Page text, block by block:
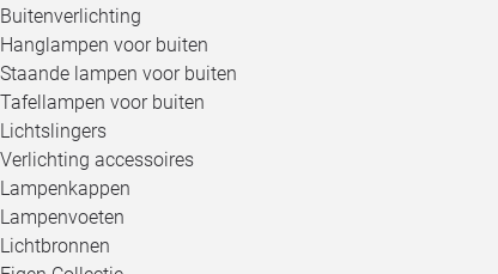
Buitenverlichting
Hanglampen voor buiten
Staande lampen voor buiten
Tafellampen voor buiten
Lichtslingers
Verlichting accessoires
Lampenkappen
Lampenvoeten
Lichtbronnen